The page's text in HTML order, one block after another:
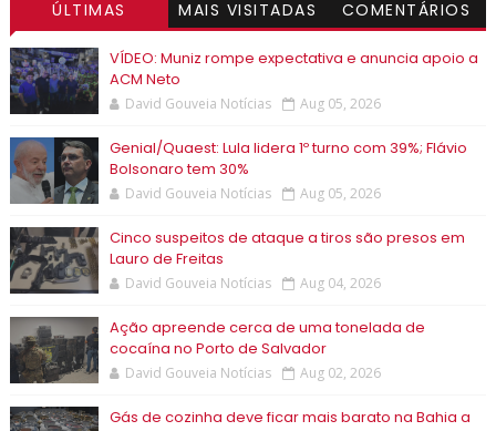
ÚLTIMAS MAIS VISITADAS COMENTÁRIOS
VÍDEO: Muniz rompe expectativa e anuncia apoio a
ACM Neto
David Gouveia Notícias Aug 05, 2026
Genial/Quaest: Lula lidera 1º turno com 39%; Flávio
Bolsonaro tem 30%
David Gouveia Notícias Aug 05, 2026
Cinco suspeitos de ataque a tiros são presos em
Lauro de Freitas
David Gouveia Notícias Aug 04, 2026
Ação apreende cerca de uma tonelada de
cocaína no Porto de Salvador
David Gouveia Notícias Aug 02, 2026
Gás de cozinha deve ficar mais barato na Bahia a